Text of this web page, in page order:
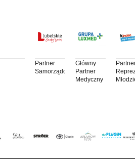
Partner
Samorządowy
Główny
Partner
Medyczny